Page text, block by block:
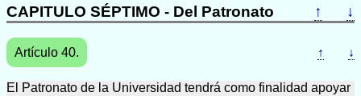
CAPITULO SÉPTIMO - Del Patronato ↑ ↓
Artículo 40. ↑ ↓
El Patronato de la Universidad tendrá como finalidad apoyar